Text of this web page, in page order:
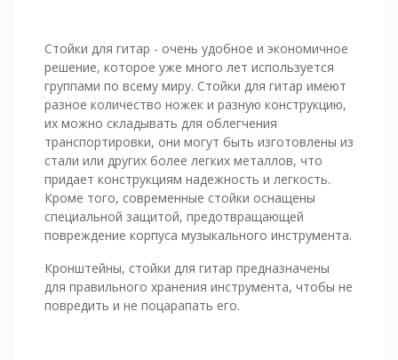
Стойки для гитар - очень удобное и экономичное
решение, которое уже много лет используется
группами по всему миру. Стойки для гитар имеют
разное количество ножек и разную конструкцию,
их можно складывать для облегчения
транспортировки, они могут быть изготовлены из
стали или других более легких металлов, что
придает конструкциям надежность и легкость.
Кроме того, современные стойки оснащены
специальной защитой, предотвращающей
повреждение корпуса музыкального инструмента.
Кронштейны, стойки для гитар предназначены
для правильного хранения инструмента, чтобы не
повредить и не поцарапать его.